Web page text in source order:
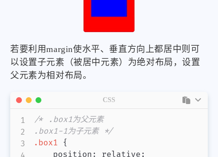
若要利用margin使水平、垂直方向上都居中则可
以设置子元素（被居中元素）为绝对布局，设置
父元素为相对布局。
/* .box1为父元素
.box1-1为子元素 */
.box1
{
position : relative ;
CSS